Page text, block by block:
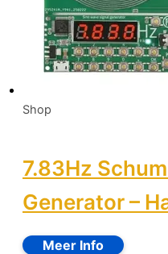
Shop
7.83Hz
Generator –